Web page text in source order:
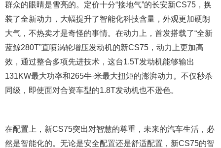
群众的眼睛是雪亮的。定价十分“接地气”的长安新CS75，换
装了全新动力，大幅提升了智能化科技含量，外观更加硬朗
大气，不热卖才是奇怪的事情。在动力上，首发搭载了“全新
蓝鲸280T”直喷涡轮增压发动机的新CS75，动力上更加高
效，通过整合多项先进技术，这台1.5T发动机能够输出
131KW最大功率和265牛·米最大扭矩的澎湃动力。不仅秒杀
同级，即使面对合资车型的1.8T发动机也不逊色。
在配置上，新CS75突出对智慧的尊重，未来的汽车生活，必
然是智能化的。无论是安全配置还是舒适配置，新CS75的智